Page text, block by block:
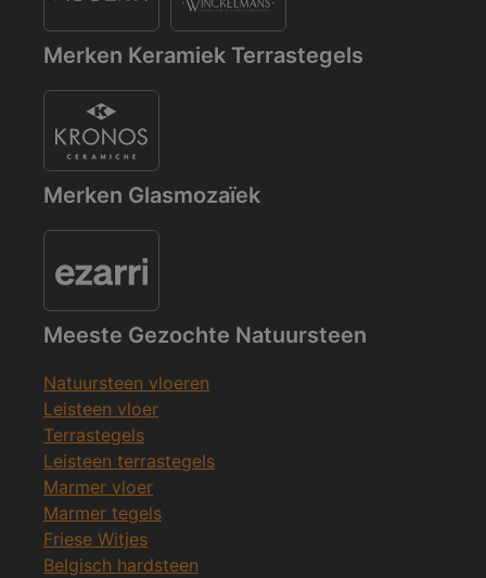
Merken Keramiek Terrastegels
Merken Glasmozaïek
Meeste Gezochte Natuursteen
Natuursteen vloeren
Leisteen vloer
Terrastegels
Leisteen terrastegels
Marmer vloer
Marmer tegels
Friese Witjes
Belgisch hardsteen